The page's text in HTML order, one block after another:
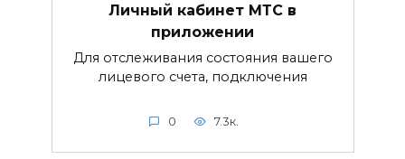
Личный кабинет МТС в
приложении
Для отслеживания состояния вашего
лицевого счета, подключения
0 7.3к.